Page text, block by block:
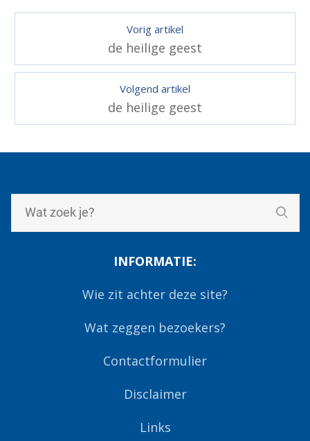
Vorig artikel
de heilige geest
Volgend artikel
de heilige geest
INFORMATIE:
Wie zit achter deze site?
Wat zeggen bezoekers?
Contactformulier
Disclaimer
Links